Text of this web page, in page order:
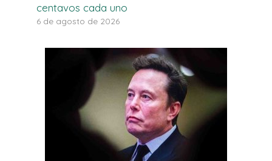
centavos cada uno
6 de agosto de 2026